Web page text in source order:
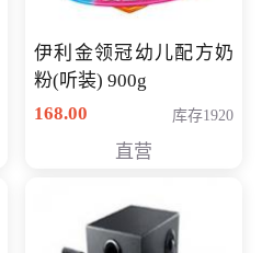
伊利金领冠幼儿配方奶
粉(听装) 900g
168.00
库存1920
直营